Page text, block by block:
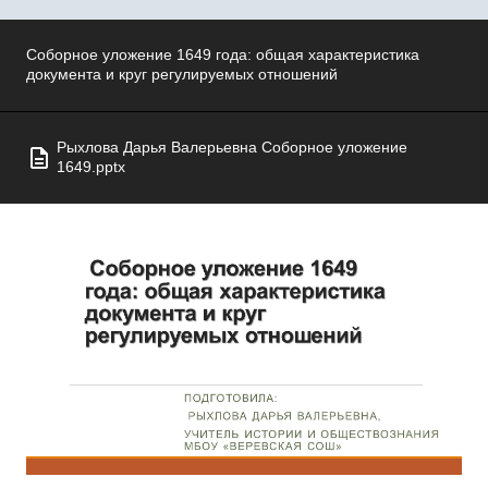
Соборное уложение 1649 года: общая характеристика
документа и круг регулируемых отношений
Рыхлова Дарья Валерьевна Соборное уложение
1649.pptx